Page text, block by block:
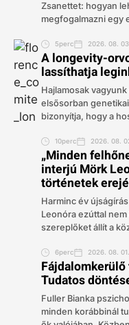
Zsanettet: hogyan
megfogalmazni egy
5perc 2026. 08.
A longevity-
lassíthatja
Hajlamosak
elsősorban
bizonyítja, hogy a
10perc 2026. 08.
„Minden
interjú Mörk
történetek
Harminc év
Leonóra ezúttal
szereplőket állít a
6perc 2026. 08. 01.
Tudatos
Fuller Bianka
minden korábbinál